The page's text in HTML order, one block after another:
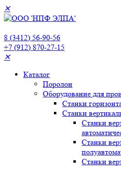
✕
8 (3412) 56-90-56
+7 (912) 870-27-15
✕
Каталог
Поролон
Оборудование для
Станки
Станки
Станки
Станки
Станки